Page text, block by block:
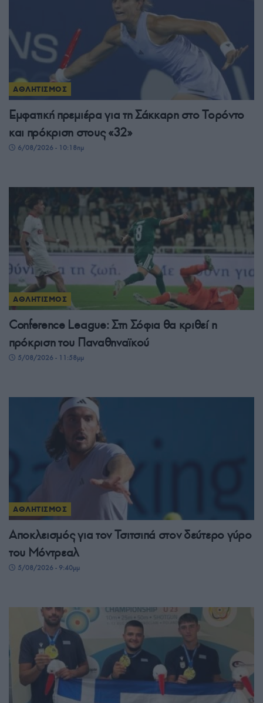
ΑΘΛΗΤΙΣΜΟΣ
Εμφατική πρεμιέρα για τη Σάκκαρη στο Τορόντο
και πρόκριση στους «32»
6/08/2026 - 10:18πμ
ΑΘΛΗΤΙΣΜΟΣ
Conference League: Στη Σόφια θα κριθεί η
πρόκριση του Παναθηναϊκού
5/08/2026 - 11:58μμ
ΑΘΛΗΤΙΣΜΟΣ
Αποκλεισμός για τον Τσιτσιπά στον δεύτερο γύρο
του Μόντρεαλ
5/08/2026 - 9:40μμ